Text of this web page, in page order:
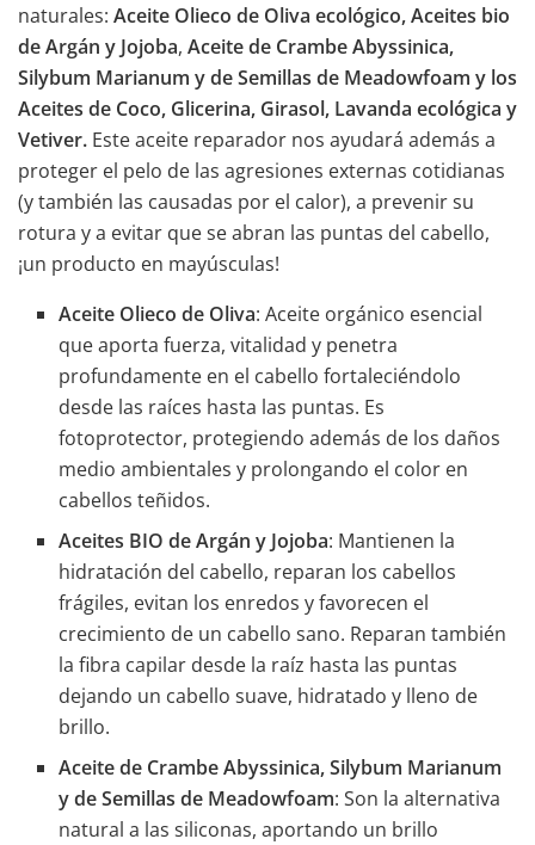
naturales: Aceite Olieco de Oliva ecológico, Aceites bio
de Argán y Jojoba, Aceite de Crambe Abyssinica,
Silybum Marianum y de Semillas de Meadowfoam y los
Aceites de Coco, Glicerina, Girasol, Lavanda ecológica y
Vetiver. Este aceite reparador nos ayudará además a
proteger el pelo de las agresiones externas cotidianas
(y también las causadas por el calor), a prevenir su
rotura y a evitar que se abran las puntas del cabello,
¡un producto en mayúsculas!
Aceite Olieco de Oliva: Aceite orgánico esencial
que aporta fuerza, vitalidad y penetra
profundamente en el cabello fortaleciéndolo
desde las raíces hasta las puntas. Es
fotoprotector, protegiendo además de los daños
medio ambientales y prolongando el color en
cabellos teñidos.
Aceites BIO de Argán y Jojoba: Mantienen la
hidratación del cabello, reparan los cabellos
frágiles, evitan los enredos y favorecen el
crecimiento de un cabello sano. Reparan también
la fibra capilar desde la raíz hasta las puntas
dejando un cabello suave, hidratado y lleno de
brillo.
Aceite de Crambe Abyssinica, Silybum Marianum
y de Semillas de Meadowfoam: Son la alternativa
natural a las siliconas, aportando un brillo